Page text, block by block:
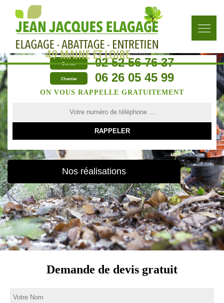
Bureau 02 52 56 76 37
Chantier 06 26 05 45 99
ON VOUS RAPPELLE GRATUITEMENT
Nos réalisations
Demande de devis gratuit